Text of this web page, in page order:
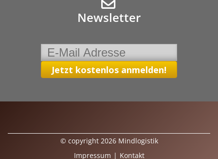
Newsletter
© copyright 2026 Mindlogistik
Impressum | Kontakt